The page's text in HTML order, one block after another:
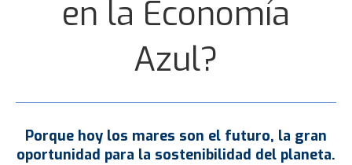
en la Economía
Azul?
Porque hoy los mares son el futuro, la gran
oportunidad para la sostenibilidad del planeta.